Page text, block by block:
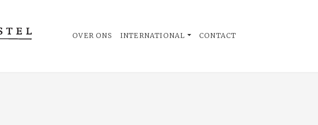
OVER ONS INTERNATIONAL CONTACT